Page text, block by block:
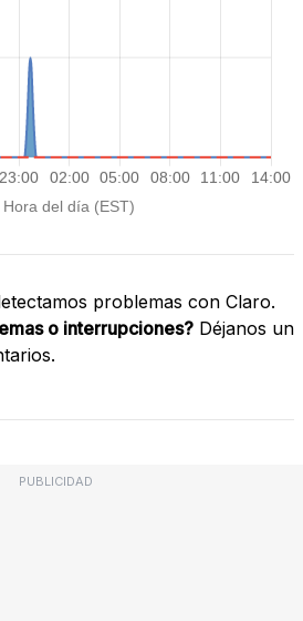
problemas con Claro.
o interrupciones? Déjanos un
PUBLICIDAD